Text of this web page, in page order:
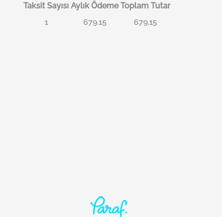
Taksit Sayısı Aylık Ödeme Toplam Tutar
1
679.15 679.15